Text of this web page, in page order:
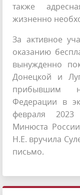
также
жизненно
За активное
оказанию
вынужденно
Донецкой и
прибывшим
Федерации в
февраля 2023
Минюста
Н.Е. вручила
письмо.